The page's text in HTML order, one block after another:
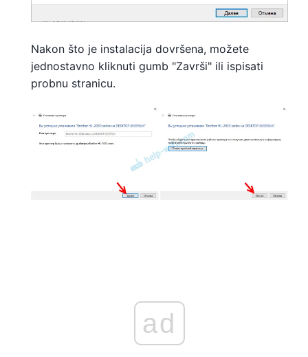
Nakon što je instalacija dovršena, možete
jednostavno kliknuti gumb "Završi" ili ispisati
probnu stranicu.
ad